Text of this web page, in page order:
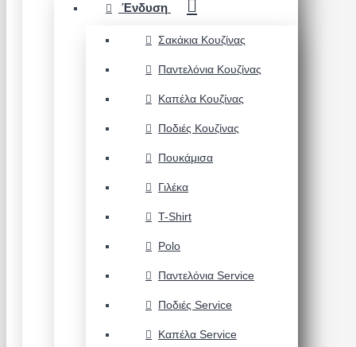
Ένδυση
Σακάκια Κουζίνας
Παντελόνια Κουζίνας
Καπέλα Κουζίνας
Ποδιές Κουζίνας
Πουκάμισα
Γιλέκα
T-Shirt
Polo
Παντελόνια Service
Ποδιές Service
Καπέλα Service